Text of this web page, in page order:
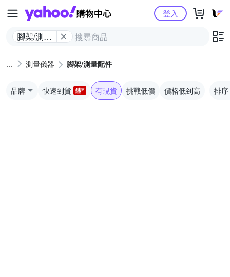
Yahoo購物中心
腳架/測量
登入
測量儀器 腳架/測量配件
品牌 快速到貨 有現貨 挑戰低價 價格低到高 排序